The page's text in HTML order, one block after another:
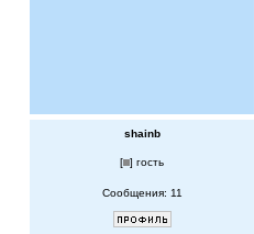
shainb
[ ] гость
Сообщения: 11